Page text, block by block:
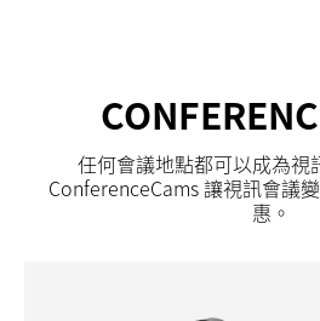
任何會議地點都可以成為視
ConferenceCams 讓視訊會議
惠。